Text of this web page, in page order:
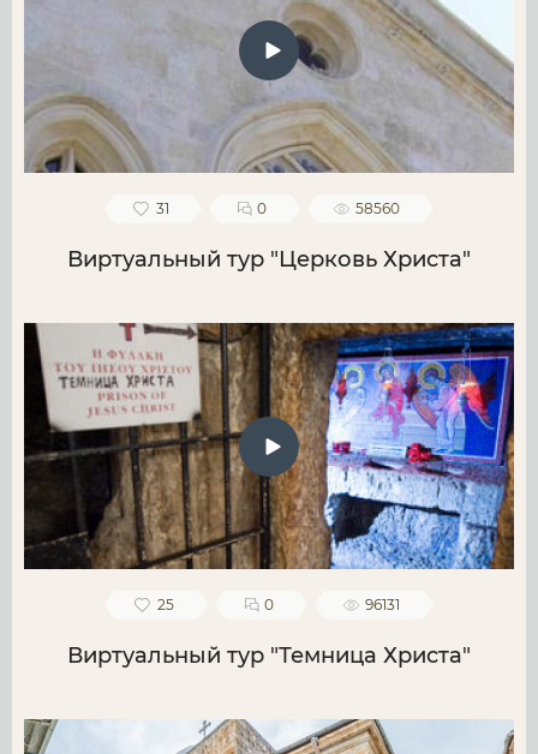
31 0 58560
Виртуальный тур "Церковь Христа"
25 0 96131
Виртуальный тур "Темница Христа"